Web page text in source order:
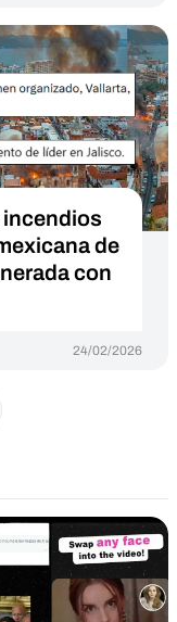
incendios
de
con
24/02/2026